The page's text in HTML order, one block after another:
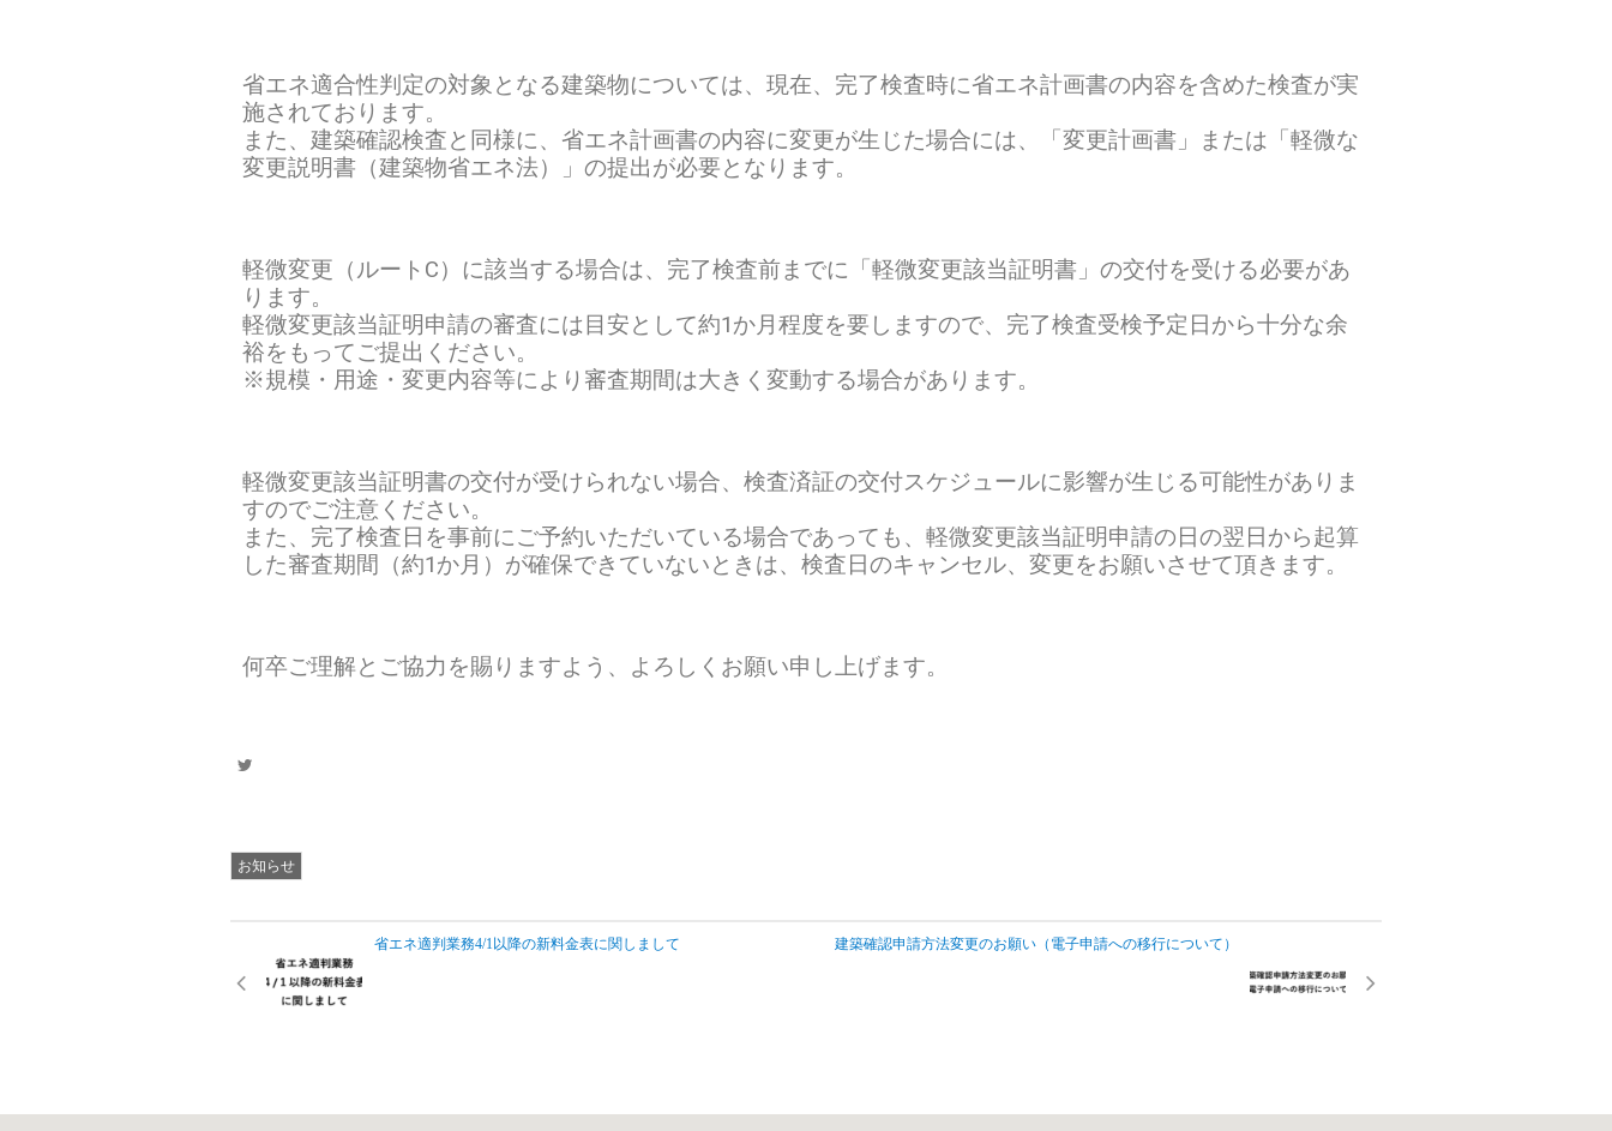
省エネ適合性判定の対象となる建築物については、現在、完了検査時に省エネ計画書の内容を含めた検査が実
施されております。
また、建築確認検査と同様に、省エネ計画書の内容に変更が生じた場合には、「変更計画書」または「軽微な
変更説明書（建築物省エネ法）」の提出が必要となります。
軽微変更（ルートC）に該当する場合は、完了検査前までに「軽微変更該当証明書」の交付を受ける必要があ
ります。
軽微変更該当証明申請の審査には目安として約1か月程度を要しますので、完了検査受検予定日から十分な余
裕をもってご提出ください。
※規模・用途・変更内容等により審査期間は大きく変動する場合があります。
軽微変更該当証明書の交付が受けられない場合、検査済証の交付スケジュールに影響が生じる可能性がありま
すのでご注意ください。
また、完了検査日を事前にご予約いただいている場合であっても、軽微変更該当証明申請の日の翌日から起算
した審査期間（約1か月）が確保できていないときは、検査日のキャンセル、変更をお願いさせて頂きます。
何卒ご理解とご協力を賜りますよう、よろしくお願い申し上げます。
お知らせ
省エネ適判業務4/1以降の新料金表に関しまして 建築確認申請方法変更のお願い（電子申請への移行について）